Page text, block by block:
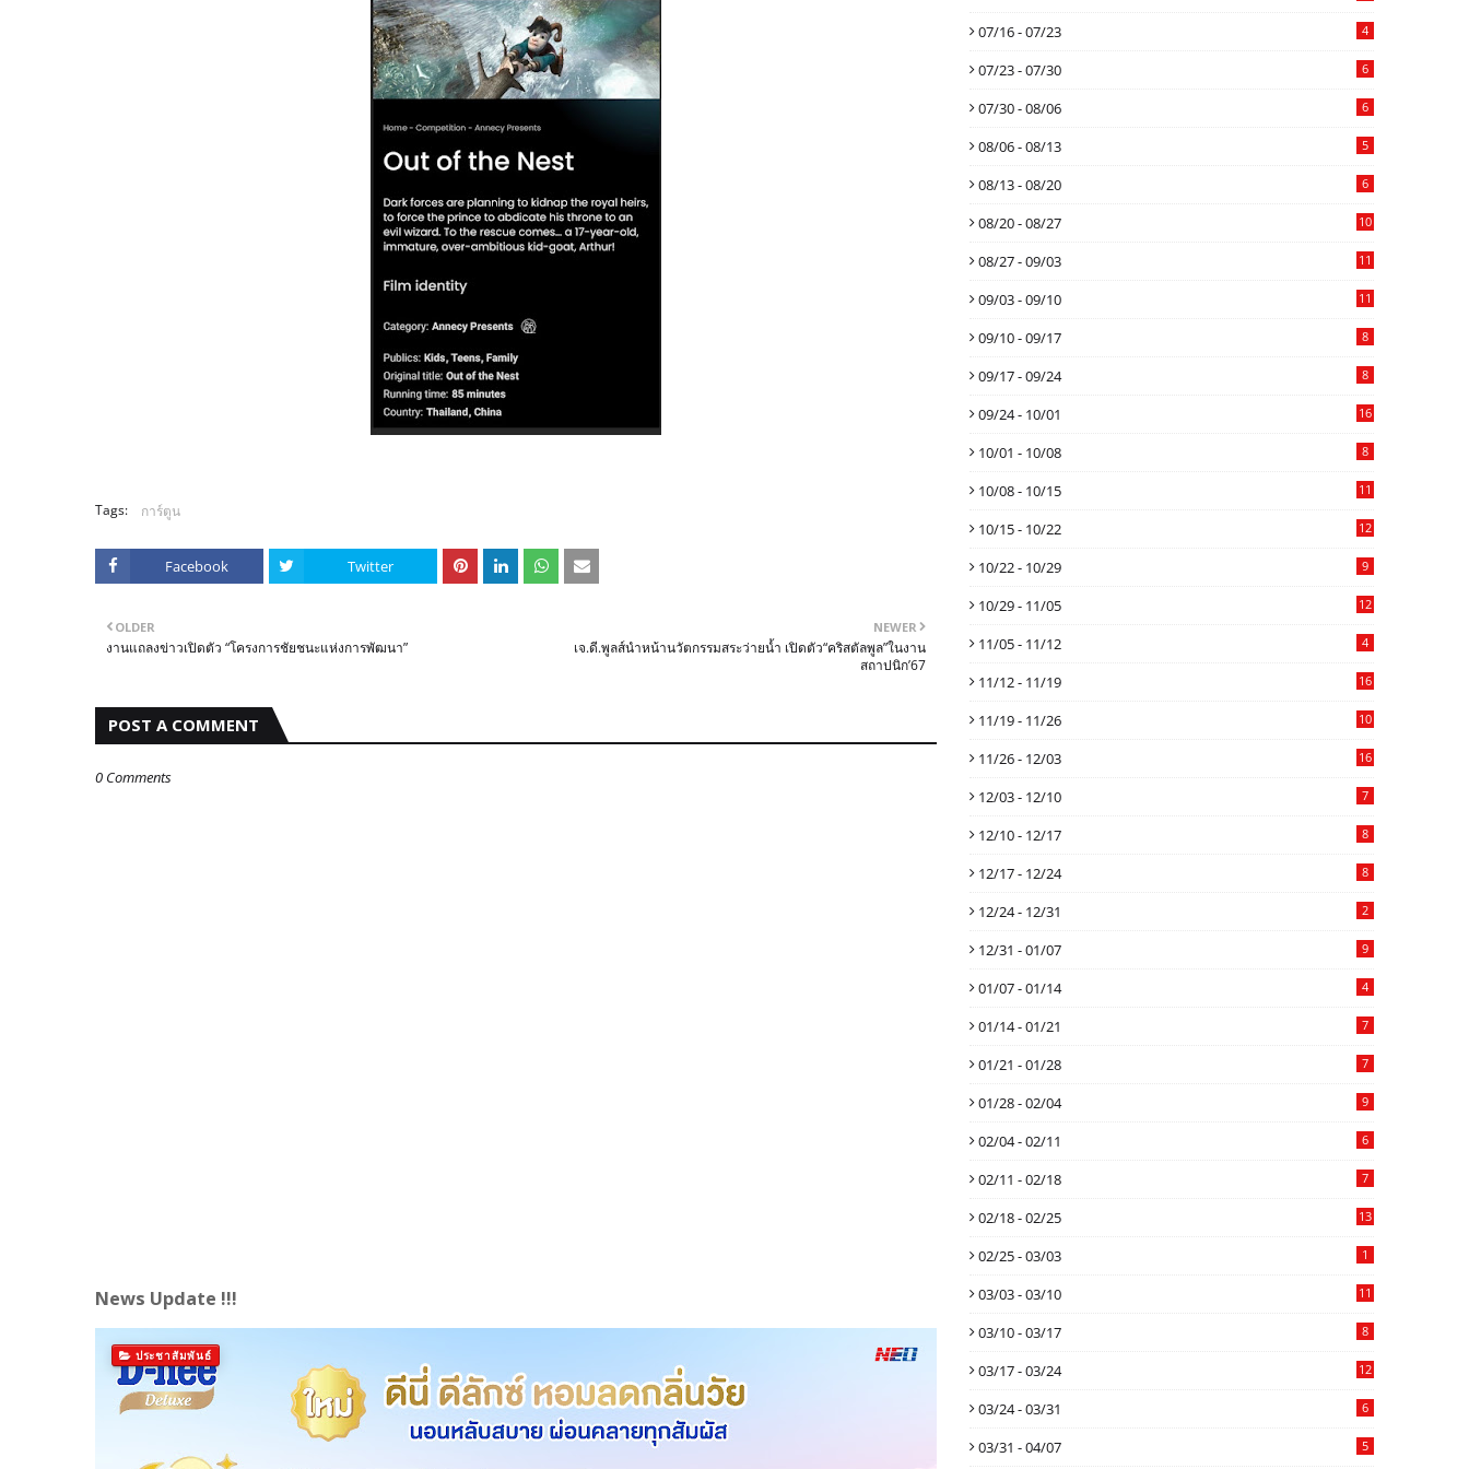
Tags: การ์ตูน
Facebook Twitter
NEWER
เจ.ดี.พูลส์นำหน้านวัตกรรมสระว่ายน้ำ เปิดตัว“คริสตัลพูล”ในงาน
สถาปนิก’67
OLDER
งานแถลงข่าวเปิดตัว “โครงการชัยชนะแห่งการพัฒนา”
POST A COMMENT
0 Comments
News Update !!!
ประชาสัมพันธ์
07/16 - 07/23
4
07/23 - 07/30 6
07/30 - 08/06 6
08/06 - 08/13 5
08/13 - 08/20 6
08/20 - 08/27 10
08/27 - 09/03 11
09/03 - 09/10 11
09/10 - 09/17 8
09/17 - 09/24 8
09/24 - 10/01 16
10/01 - 10/08 8
10/08 - 10/15 11
10/15 - 10/22 12
10/22 - 10/29 9
10/29 - 11/05 12
11/05 - 11/12 4
11/12 - 11/19 16
11/19 - 11/26 10
11/26 - 12/03 16
12/03 - 12/10 7
12/10 - 12/17 8
12/17 - 12/24 8
12/24 - 12/31 2
12/31 - 01/07 9
01/07 - 01/14 4
01/14 - 01/21 7
01/21 - 01/28 7
01/28 - 02/04 9
02/04 - 02/11 6
02/11 - 02/18 7
02/18 - 02/25 13
02/25 - 03/03 1
03/03 - 03/10 11
03/10 - 03/17 8
03/17 - 03/24 12
03/24 - 03/31 6
03/31 - 04/07 5